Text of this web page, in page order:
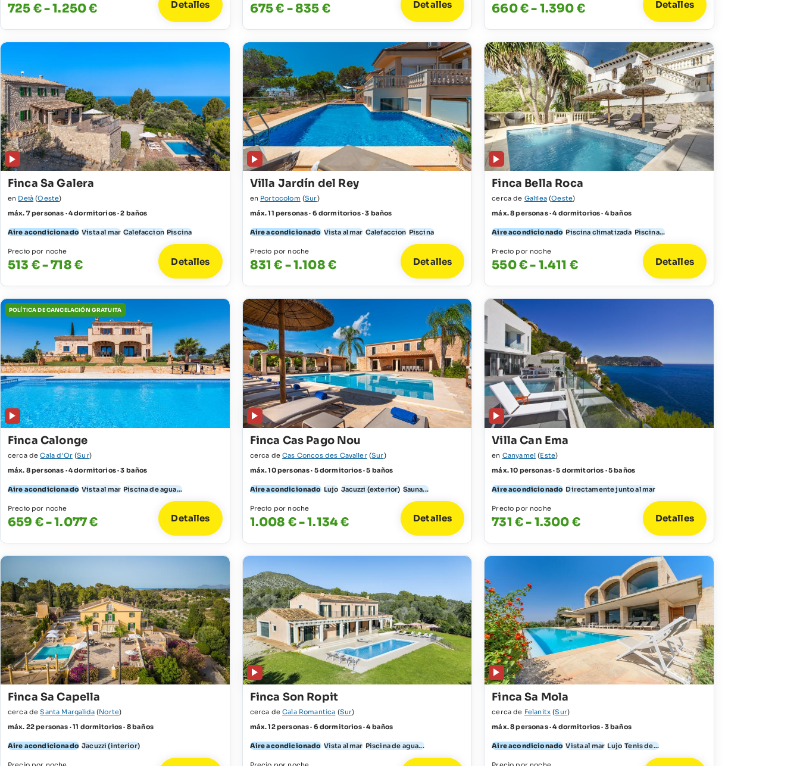
725 € - 1.250 € Detalles 675 € - 835 € Detalles 660 € - 1.390 € Detalles
Finca Sa Galera
en Deià (Oeste)
máx. 7 personas · 4 dormitorios · 2 baños
Aire acondicionado Vista al mar Calefaccion Piscina
Precio por noche
513 € - 718 € Detalles
Villa Jardín del Rey
en Portocolom (Sur)
máx. 11 personas · 6 dormitorios · 3 baños
Aire acondicionado Vista al mar Calefaccion Piscina
Precio por noche
831 € - 1.108 € Detalles
Finca Bella Roca
cerca de Galilea(Oeste)
máx. 8 personas · 4 dormitorios · 4 baños
Aire acondicionado Piscina climatizada Piscina...
Precio por noche
550 € - 1.411 € Detalles
POLÍTICA DE CANCELACIÓN GRATUITA
Finca Calonge
cerca deCala d'Or(Sur)
máx. 8 personas · 4 dormitorios · 3 baños
Aire acondicionado Vista al mar Piscina de agua...
Precio por noche
659 € - 1.077 € Detalles
Finca Cas Pago Nou
cerca deCas Concos des Cavaller(Sur)
máx. 10 personas · 5 dormitorios · 5 baños
Aire acondicionado Lujo Jacuzzi (exterior) Sauna...
Precio por noche
1.008 € - 1.134 € Detalles
Villa Can Ema
en Canyamel (Este)
máx. 10 personas · 5 dormitorios · 5 baños
Aire acondicionado Directamente junto al mar
Precio por noche
731 € - 1.300 € Detalles
Finca Sa Capella
cerca deSanta Margalida(Norte)
máx. 22 personas · 11 dormitorios · 8 baños
Aire acondicionado Jacuzzi (interior)
Finca Son Ropit
cerca deCala Romantica (Sur)
máx. 12 personas · 6 dormitorios · 4 baños
Aire acondicionado Vista al mar Piscina de agua...
Finca Sa Mola
cerca de Felanitx (Sur)
máx. 8 personas · 4 dormitorios · 3 baños
Aire acondicionado Vista al mar Lujo Tenis de...